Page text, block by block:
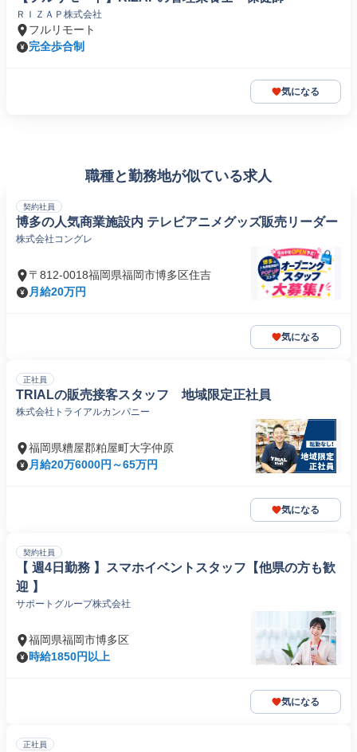
ＲＩＺＡＰ株式会社
フルリモート
完全歩合制
気になる
職種と勤務地が似ている求人
契約社員
博多の人気商業施設内 テレビアニメグッズ販売リーダー
株式会社コングレ
〒812-0018福岡県福岡市博多区住吉
月給20万円
気になる
正社員
TRIALの販売接客スタッフ 地域限定正社員
株式会社トライアルカンパニー
福岡県糟屋郡粕屋町大字仲原
月給20万6000円～65万円
気になる
契約社員
【 週4日勤務 】スマホイベントスタッフ【他県の方も歓
迎 】
サポートグループ株式会社
福岡県福岡市博多区
時給1850円以上
気になる
正社員